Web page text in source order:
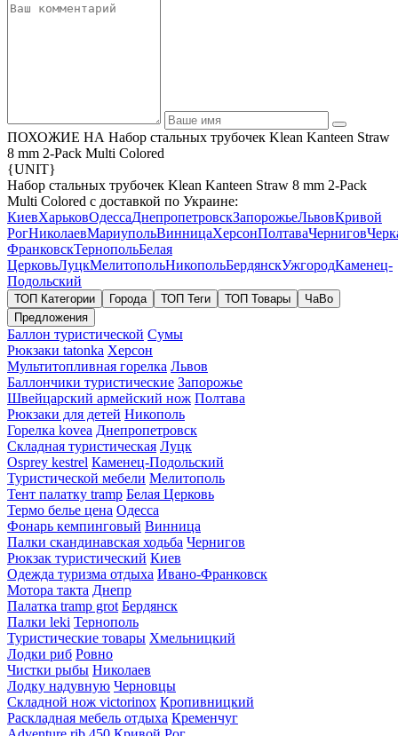
ПОХОЖИЕ НА Набор стальных трубочек Klean Kanteen Straw
8 mm 2-Pack Multi Colored
{UNIT}
Набор стальных трубочек Klean Kanteen Straw 8 mm 2-Pack
Multi Colored с доставкой по Украине:
КиевХарьковОдессаДнепропетровскЗапорожьеЛьвовКривой
РогНиколаевМариупольВинницаХерсонПолтаваЧернигов
ФранковскТернопольБелая
ЦерковьЛуцкМелитопольНикопольБердянскУжгородКаменец-
Подольский
ТОП Категории Города ТОП Теги ТОП Товары
ЧаВо
Предложения
Баллон туристической Сумы
Рюкзаки tatonka Херсон
Мультитопливная горелка Львов
Баллончики туристические Запорожье
Швейцарский армейский нож Полтава
Рюкзаки для детей Никополь
Горелка kovea Днепропетровск
Складная туристическая Луцк
Osprey kestrel Каменец-Подольский
Туристической мебели Мелитополь
Тент палатку tramp Белая Церковь
Термо белье цена Одесса
Фонарь кемпинговый Винница
Палки скандинавская ходьба Чернигов
Рюкзак туристический Киев
Одежда туризма отдыха Ивано-Франковск
Мотора такта Днепр
Палатка tramp grot Бердянск
Палки leki Тернополь
Туристические товары Хмельницкий
Лодки риб Ровно
Чистки рыбы Николаев
Лодку надувную Черновцы
Складной нож victorinox Кропивницкий
Раскладная мебель отдыха Кременчуг